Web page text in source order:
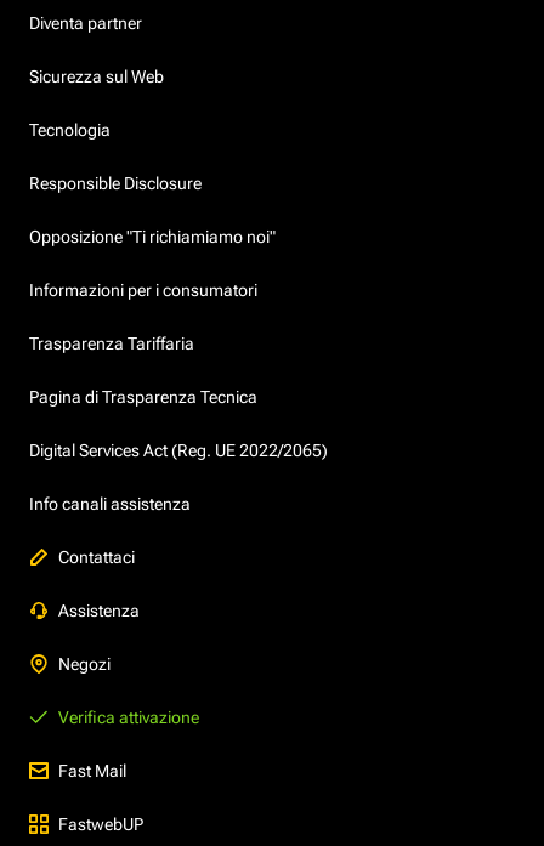
Diventa partner
Sicurezza sul Web
Tecnologia
Responsible Disclosure
Opposizione "Ti richiamiamo noi"
Informazioni per i consumatori
Trasparenza Tariffaria
Pagina di Trasparenza Tecnica
Digital Services Act (Reg. UE 2022/2065)
Info canali assistenza
Contattaci
Assistenza
Negozi
Verifica attivazione
Fast Mail
FastwebUP